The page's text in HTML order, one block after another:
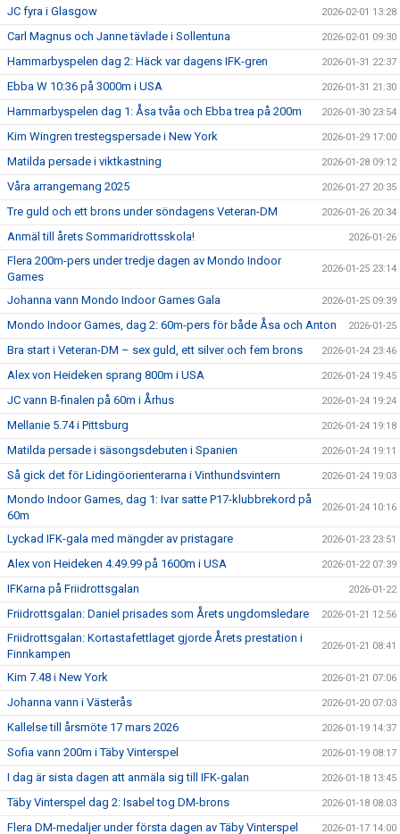
JC fyra i Glasgow 2026-02-01 13:28
Carl Magnus och Janne tävlade i Sollentuna 2026-02-01 09:30
Hammarbyspelen dag 2: Häck var dagens IFK-gren 2026-01-31 22:37
Ebba W 10:36 på 3000m i USA 2026-01-31 21:30
Hammarbyspelen dag 1: Åsa tvåa och Ebba trea på 200m 2026-01-30 23:54
Kim Wingren trestegspersade i New York 2026-01-29 17:00
Matilda persade i viktkastning 2026-01-28 09:12
Våra arrangemang 2025 2026-01-27 20:35
Tre guld och ett brons under söndagens Veteran-DM 2026-01-26 20:34
Anmäl till årets Sommaridrottsskola! 2026-01-26
Flera 200m-pers under tredje dagen av Mondo Indoor
Games
2026-01-25 23:14
Johanna vann Mondo Indoor Games Gala 2026-01-25 09:39
Mondo Indoor Games, dag 2: 60m-pers för både Åsa och Anton 2026-01-25
Bra start i Veteran-DM – sex guld, ett silver och fem brons 2026-01-24 23:46
Alex von Heideken sprang 800m i USA 2026-01-24 19:45
JC vann B-finalen på 60m i Århus 2026-01-24 19:24
Mellanie 5.74 i Pittsburg 2026-01-24 19:18
Matilda persade i säsongsdebuten i Spanien 2026-01-24 19:11
Så gick det för Lidingöorienterarna i Vinthundsvintern 2026-01-24 19:03
Mondo Indoor Games, dag 1: Ivar satte P17-klubbrekord på
60m
2026-01-24 10:16
Lyckad IFK-gala med mängder av pristagare 2026-01-23 23:51
Alex von Heideken 4.49.99 på 1600m i USA 2026-01-22 07:39
IFKarna på Friidrottsgalan 2026-01-22
Friidrottsgalan: Daniel prisades som Årets ungdomsledare 2026-01-21 12:56
Friidrottsgalan: Kortastafettlaget gjorde Årets prestation i
Finnkampen
2026-01-21 08:41
Kim 7.48 i New York 2026-01-21 07:06
Johanna vann i Västerås 2026-01-20 07:03
Kallelse till årsmöte 17 mars 2026 2026-01-19 14:37
Sofia vann 200m i Täby Vinterspel 2026-01-19 08:17
I dag är sista dagen att anmäla sig till IFK-galan 2026-01-18 13:45
Täby Vinterspel dag 2: Isabel tog DM-brons 2026-01-18 08:03
Flera DM-medaljer under första dagen av Täby Vinterspel 2026-01-17 14:00